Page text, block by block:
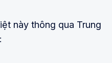
này thông qua Trung